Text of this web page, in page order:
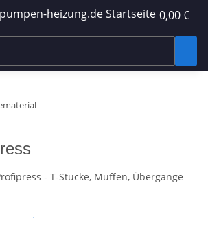
0,00 €
- T-Stücke, Muffen, Übergänge